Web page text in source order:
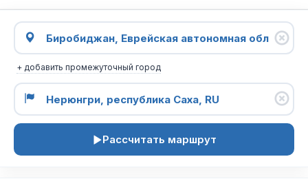
+ добавить промежуточный город
Рассчитать маршрут